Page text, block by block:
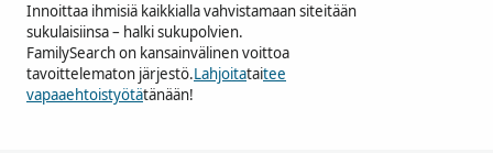
Innoittaa ihmisiä kaikkialla vahvistamaan siteitään
sukulaisiinsa – halki sukupolvien.
FamilySearch on kansainvälinen voittoa
tavoittelematon järjestö.Lahjoitataitee
vapaaehtoistyötätänään!